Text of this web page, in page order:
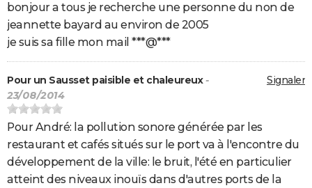
bonjour a tous je recherche une personne du non de
jeannette bayard au environ de 2005
je suis sa fille mon mail ***@***
Signaler
Pour un Sausset paisible et chaleureux-
23/08/2014
Pour André: la pollution sonore générée par les
restaurant et cafés situés sur le port va à l'encontre du
développement de la ville: le bruit, l'été en particulier
atteint des niveaux inouïs dans d'autres ports de la